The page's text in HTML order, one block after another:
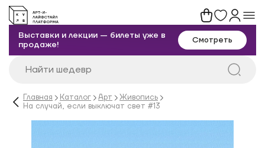
Выставки и лекции — билеты уже в
продаже!
Смотреть
Главная Каталог Арт
Живопись
На случай, если выключат свет #13